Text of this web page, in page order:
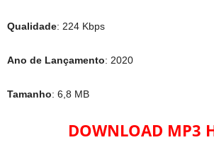
Qualidade: 224 Kbps
Ano de Lançamento: 2020
Tamanho: 6,8 MB
DOWNLOAD MP3